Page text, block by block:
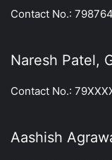
Contact No.:
Naresh Patel,
Contact No.:
Aashish